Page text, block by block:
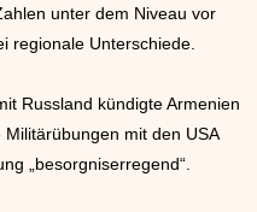
unter dem Niveau vor
regionale Unterschiede.
Russland kündigte Armenien
mit den USA
„besorgniserregend“.